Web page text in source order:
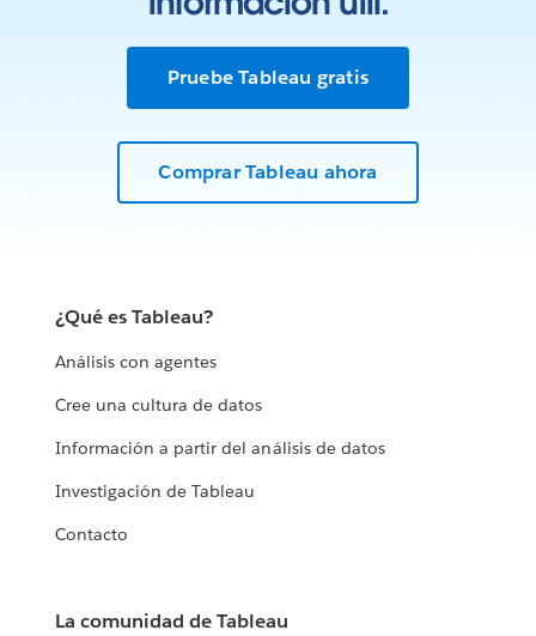
Pruebe Tableau gratis
Comprar Tableau ahora
¿Qué es Tableau?
Análisis con agentes
Cree una cultura de datos
Información a partir del análisis de datos
Investigación de Tableau
Contacto
La comunidad de Tableau